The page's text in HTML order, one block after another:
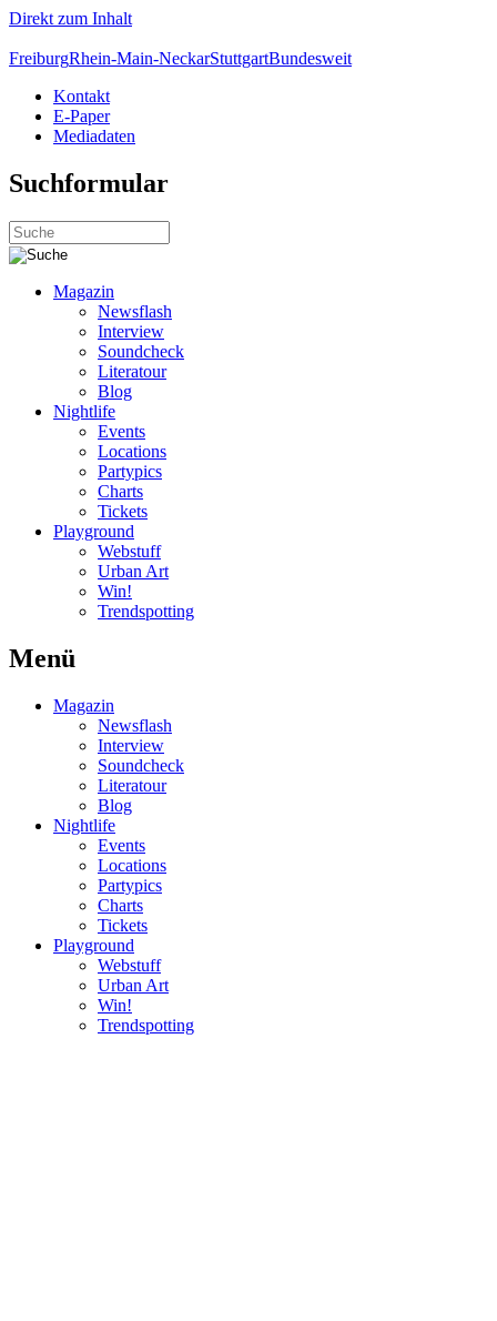
Direkt zum Inhalt
FreiburgRhein-Main-NeckarStuttgartBundesweit
Kontakt
E-Paper
Mediadaten
Suchformular
Magazin
Newsflash
Interview
Soundcheck
Literatour
Blog
Nightlife
Events
Locations
Partypics
Charts
Tickets
Playground
Webstuff
Urban Art
Win!
Trendspotting
Menü
Magazin
Newsflash
Interview
Soundcheck
Literatour
Blog
Nightlife
Events
Locations
Partypics
Charts
Tickets
Playground
Webstuff
Urban Art
Win!
Trendspotting